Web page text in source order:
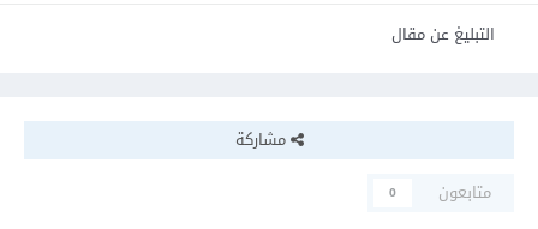
التبليغ عن مقال
مشاركة
متابعون
0